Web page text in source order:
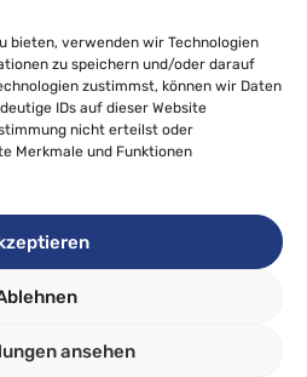
bieten, verwenden wir Technologien
zu speichern und/oder darauf
zustimmst, können wir Daten
IDs auf dieser Website
nicht erteilst oder
Merkmale und Funktionen
ansehen